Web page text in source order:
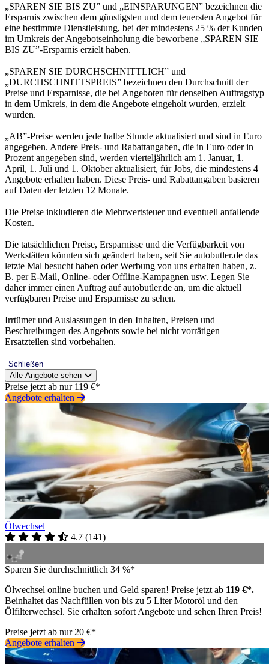
„SPAREN SIE BIS ZU” und „EINSPARUNGEN” bezeichnen die
Ersparnis zwischen dem günstigsten und dem teuersten Angebot für
eine bestimmte Dienstleistung, bei der mindestens 25 % der Kunden
im Umkreis der Angebotseinholung die beworbene „SPAREN SIE
BIS ZU”-Ersparnis erzielt haben.
„SPAREN SIE DURCHSCHNITTLICH” und
„DURCHSCHNITTSPREIS” bezeichnen den Durchschnitt der
Preise und Ersparnisse, die bei Angeboten für denselben Auftragstyp
in dem Umkreis, in dem die Angebote eingeholt wurden, erzielt
wurden.
„AB”-Preise werden jede halbe Stunde aktualisiert und sind in Euro
angegeben. Andere Preis- und Rabattangaben, die in Euro oder in
Prozent angegeben sind, werden vierteljährlich am 1. Januar, 1.
April, 1. Juli und 1. Oktober aktualisiert, für Jobs, die mindestens 4
Angebote erhalten haben. Diese Preis- und Rabattangaben basieren
auf Daten der letzten 12 Monate.
Die Preise inkludieren die Mehrwertsteuer und eventuell anfallende
Kosten.
Die tatsächlichen Preise, Ersparnisse und die Verfügbarkeit von
Werkstätten könnten sich geändert haben, seit Sie autobutler.de das
letzte Mal besucht haben oder Werbung von uns erhalten haben, z.
B. per E-Mail, Online- oder Offline-Kampagnen usw. Legen Sie
daher immer einen Auftrag auf autobutler.de an, um die aktuell
verfügbaren Preise und Ersparnisse zu sehen.
Irrtümer und Auslassungen in den Inhalten, Preisen und
Beschreibungen des Angebots sowie bei nicht vorrätigen
Ersatzteilen sind vorbehalten.
Schließen
Alle Angebote sehen
Preise jetzt ab nur 119 €*
Angebote erhalten
Ölwechsel
4.7 (141)
Sparen Sie durchschnittlich 34 %*
Ölwechsel online buchen und Geld sparen! Preise jetzt ab 119 €*.
Beinhaltet das Nachfüllen von bis zu 5 Liter Motoröl und den
Ölfilterwechsel. Sie erhalten sofort Angebote und sehen Ihren Preis!
Preise jetzt ab nur 20 €*
Angebote erhalten